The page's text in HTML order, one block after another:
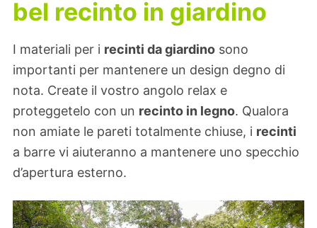
bel recinto in giardino
I materiali per i recinti da giardino sono
importanti per mantenere un design degno di
nota. Create il vostro angolo relax e
proteggetelo con un recinto in legno. Qualora
non amiate le pareti totalmente chiuse, i recinti
a barre vi aiuteranno a mantenere uno specchio
d’apertura esterno.